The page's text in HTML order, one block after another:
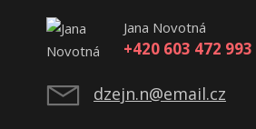
Jana Novotná
+420 603 472 993
dzejn.n@email.cz